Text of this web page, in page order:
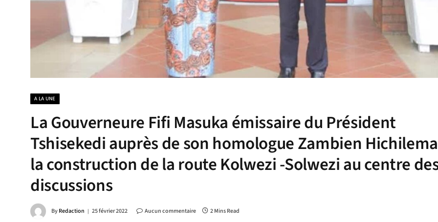
A LA UNE
La Gouverneure Fifi Masuka émissaire du Président
Tshisekedi auprès de son homologue Zambien
la construction de la route Kolwezi -Solwezi au centre
discussions
ByRedaction 25 février 2022 Aucun commentaire 2 Mins Read